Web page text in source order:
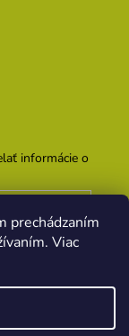
prechádzaním
Viac
informácie o
ochrany